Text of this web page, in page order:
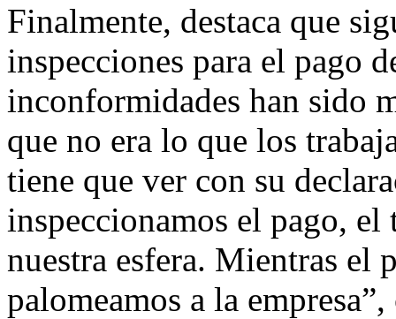
Finalmente, destaca que
inspecciones para el pago
inconformidades han sido
que no era lo que los
tiene que ver con su
inspeccionamos el pago,
nuestra esfera. Mientras el
palomeamos a la